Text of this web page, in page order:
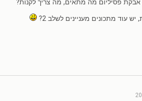
אבקת פסיליום מה מתאים, מה צריך לקנות?
עוד מתכונים מעניינים לשלב 2?